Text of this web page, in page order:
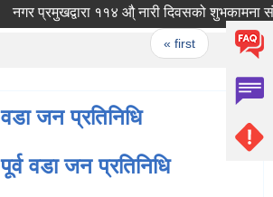
« first ‹ previous
वडा जन प्रतिनिधि
पूर्व वडा जन प्रतिनिधि